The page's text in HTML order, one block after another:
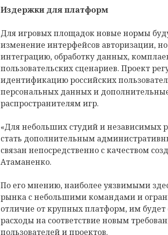
Издержки для платформ
Для игровых площадок новые нормы
изменение интерфейсов авторизации,
интеграцию, обработку данных,
пользовательских сценариев. Проект
идентификацию российских
персональных данных и
распространителям игр.
«Для небольших студий и независимых
стать дополнительным
связан непосредственно с качеством
Атаманенко.
По его мнению, наиболее уязвимыми
рынка с небольшими командами и
отличие от крупных платформ, им будет
расходы на соответствие новым
пользователей и проектов.